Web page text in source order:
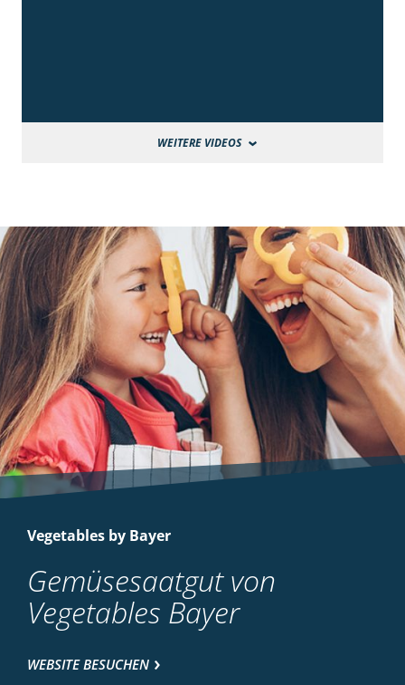
WEITERE VIDEOS
Vegetables by Bayer
Gemüsesaatgut von
Vegetables Bayer
WEBSITE BESUCHEN